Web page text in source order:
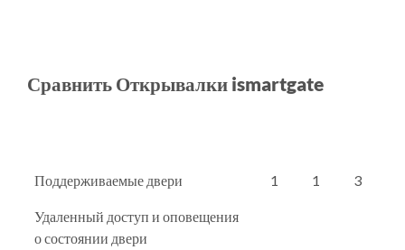
Сравнить Открывалки ismartgate
Поддерживаемые двери 1 1 3
Удаленный доступ и оповещения
о состоянии двери